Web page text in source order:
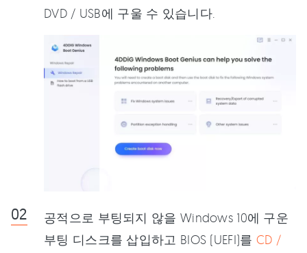
DVD / USB에 구울 수 있습니다.
공적으로 부팅되지 않을 Windows 10에 구운
부팅 디스크를 삽입하고 BIOS (UEFI)를 CD /